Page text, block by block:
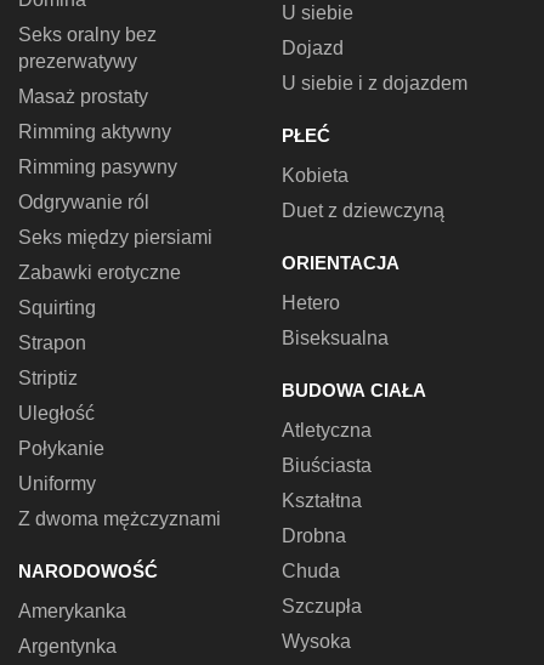
Seks oralny bez
prezerwatywy
Masaż prostaty
Rimming aktywny
Rimming pasywny
Odgrywanie ról
Seks między piersiami
Zabawki erotyczne
Squirting
Strapon
Striptiz
Uległość
Połykanie
Uniformy
Z dwoma mężczyznami
NARODOWOŚĆ
Amerykanka
Argentynka
U siebie
Dojazd
U siebie i z dojazdem
PŁEĆ
Kobieta
Duet z dziewczyną
ORIENTACJA
Hetero
Biseksualna
BUDOWA CIAŁA
Atletyczna
Biuściasta
Kształtna
Drobna
Chuda
Szczupła
Wysoka